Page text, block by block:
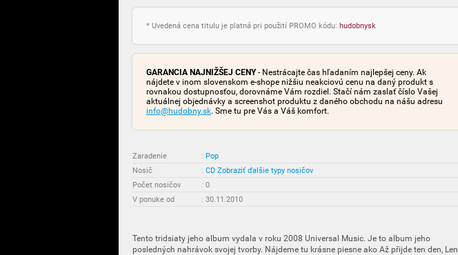
* Uvedená cena titulu je platná pri použití PROMO kódu: hudobnysk
GARANCIA NAJNIŽŠEJ CENY- Nestrácajte čas hľadaním najlepšej ceny. Ak
nájdete v inom slovenskom e-shope nižšiu neakciovú cenu na daný produkt s
rovnakou dostupnosťou, dorovnáme Vám rozdiel. Stačí nám zaslať číslo Vašej
aktuálnej objednávky a screenshot produktu z daného obchodu na nášu adresu
info@hudobny.sk. Sme tu pre Vás a Váš komfort.
Zaradenie : Pop
Nosič
: CD Zobraziť ďalšie typy nosičov
Počet nosičov
: 0
V ponuke od
: 30.11.2010
Tento tridsiaty jeho album vydala v roku 2008 Universal Music. Je to album jeho
posledných nahrávok svojej tvorby. Nájdeme tu krásne piesne ako Až přijde ten den, Len